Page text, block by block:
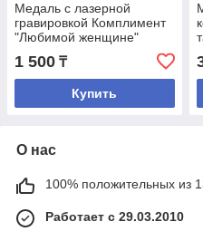
Медаль с лазерной
гравировкой Комплимент
"Любимой женщине"
1 500 ₸
Купить
О нас
100% положительных из
Работает с 29.03.2010